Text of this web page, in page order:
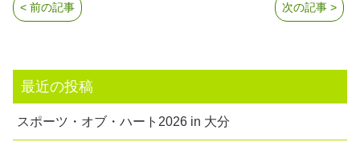
次の記事 >
< 前の記事
最近の投稿
スポーツ・オブ・ハート2026 in 大分